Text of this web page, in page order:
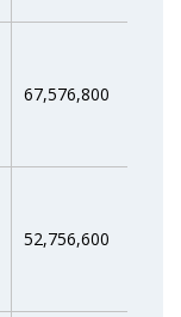
67,576,800
52,756,600